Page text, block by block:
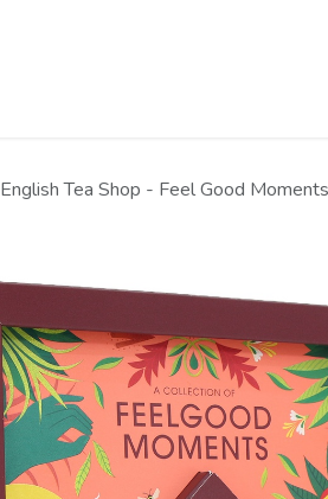
English Tea Shop - Feel Good